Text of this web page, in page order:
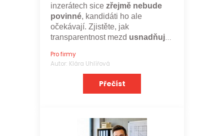
inzerátech sice zřejmě nebude
povinné, kandidáti ho ale
očekávají. Zjistěte, jak
transparentnost mezd usnadňuje
zaměstnavatele.
Pro firmy
Autor: Klára Uhlířová
Přečíst